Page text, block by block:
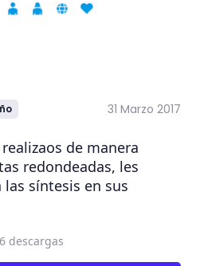
31 Marzo 2017
de manera
redondeadas, les
síntesis en sus
descargas